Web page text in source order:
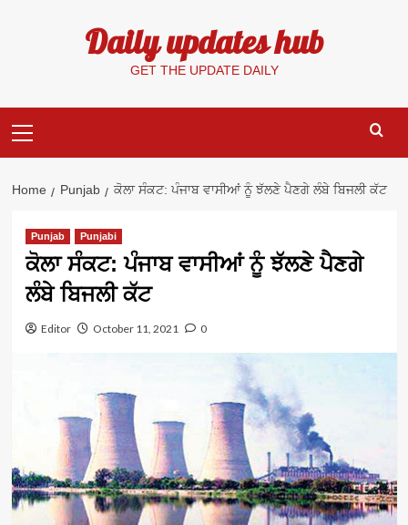
Daily updates hub
GET THE UPDATE DAILY
Menu
Home Punjab ਕੋਲਾ ਸੰਕਟ: ਪੰਜਾਬ ਵਾਸੀਆਂ ਨੂੰ ਝੱਲਣੇ ਪੈਣਗੇ ਲੰਬੇ ਬਿਜਲੀ ਕੱਟ
Punjab Punjabi
ਕੋਲਾ ਸੰਕਟ: ਪੰਜਾਬ ਵਾਸੀਆਂ ਨੂੰ ਝੱਲਣੇ ਪੈਣਗੇ
ਲੰਬੇ ਬਿਜਲੀ ਕੱਟ
Editor October 11, 2021 0